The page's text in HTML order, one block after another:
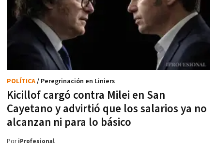
Kicillof cargó contra Milei en San
Cayetano y advirtió que los salarios ya no
alcanzan ni para lo básico
POLÍTICA/ Peregrinación en Liniers
PoriProfesional